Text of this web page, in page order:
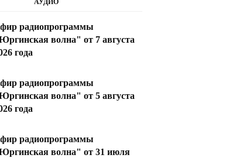
АУДИО
радиопрограммы
волна" от 7 августа
года
радиопрограммы
волна" от 5 августа
года
радиопрограммы
волна" от 31 июля